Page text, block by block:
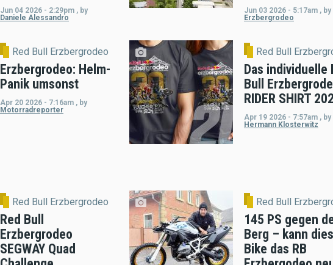
Jun 04 2026 - 2:29pm , by
Daniele Alessandro
Jun 03 2026 - 5:17am , by
Erzbergrodeo
Red Bull Erzbergrodeo
Erzbergrodeo: Helm-
Panik umsonst
Apr 20 2026 - 7:16am , by
Motorradreporter
Red Bull
Das individuelle
Bull
RIDER SHIRT
Apr 19 2026 - 7:57am , by
Hermann Klosterwitz
Red Bull Erzbergrodeo
Red Bull
Erzbergrodeo
SEGWAY Quad
Red Bull
145 PS gegen
Berg – kann
Bike das RB